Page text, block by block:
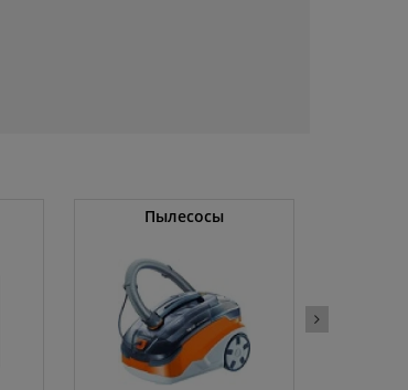
Пылесосы